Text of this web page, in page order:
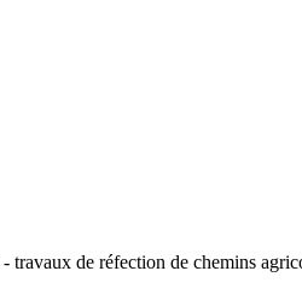
travaux de réfection de chemins